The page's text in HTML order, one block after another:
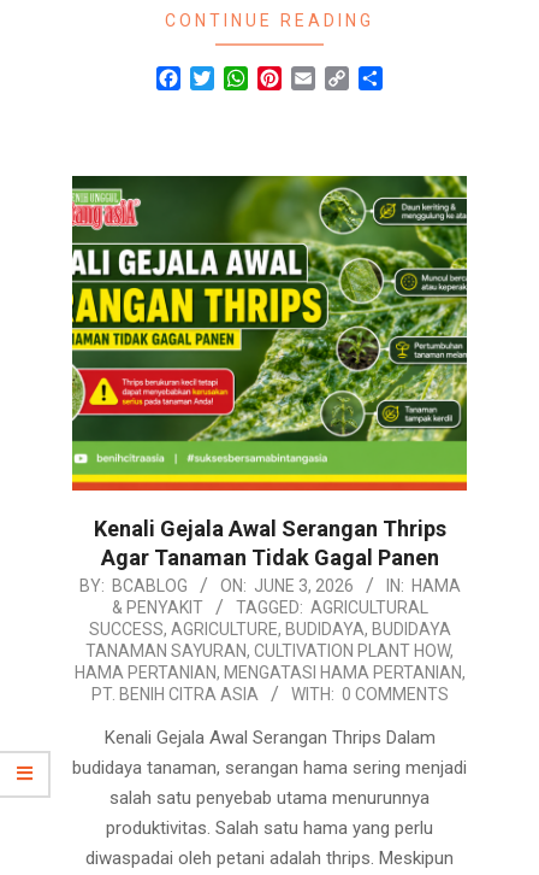
CONTINUE READING
Facebook
TwitterWhatsApp
Pinterest
Email Copy
Kenali Gejala Awal Serangan Thrips
Agar Tanaman Tidak Gagal Panen
2026-
03
BY: BCABLOG ON: JUNE 3, 2026 IN: HAMA
& PENYAKIT
TAGGED: AGRICULTURAL
SUCCESS, AGRICULTURE, BUDIDAYA, BUDIDAYA
TANAMAN SAYURAN, CULTIVATION PLANT HOW,
HAMA PERTANIAN, MENGATASI HAMA PERTANIAN,
PT. BENIH CITRA ASIA
WITH: 0 COMMENTS
Kenali Gejala Awal Serangan Thrips Dalam
budidaya tanaman, serangan hama sering menjadi
salah satu penyebab utama menurunnya
produktivitas. Salah satu hama yang perlu
diwaspadai oleh petani adalah thrips. Meskipun